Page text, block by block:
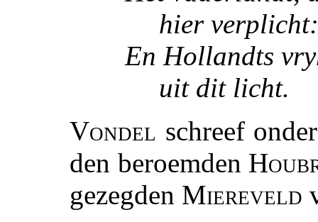
hier
En Hollandts
uit dit licht.
Vondel schreef
den beroemden
gezegden Miereveld